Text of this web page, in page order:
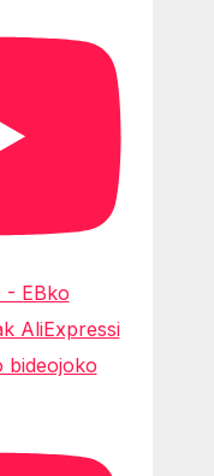
- EBko
AliExpressi
bideojoko